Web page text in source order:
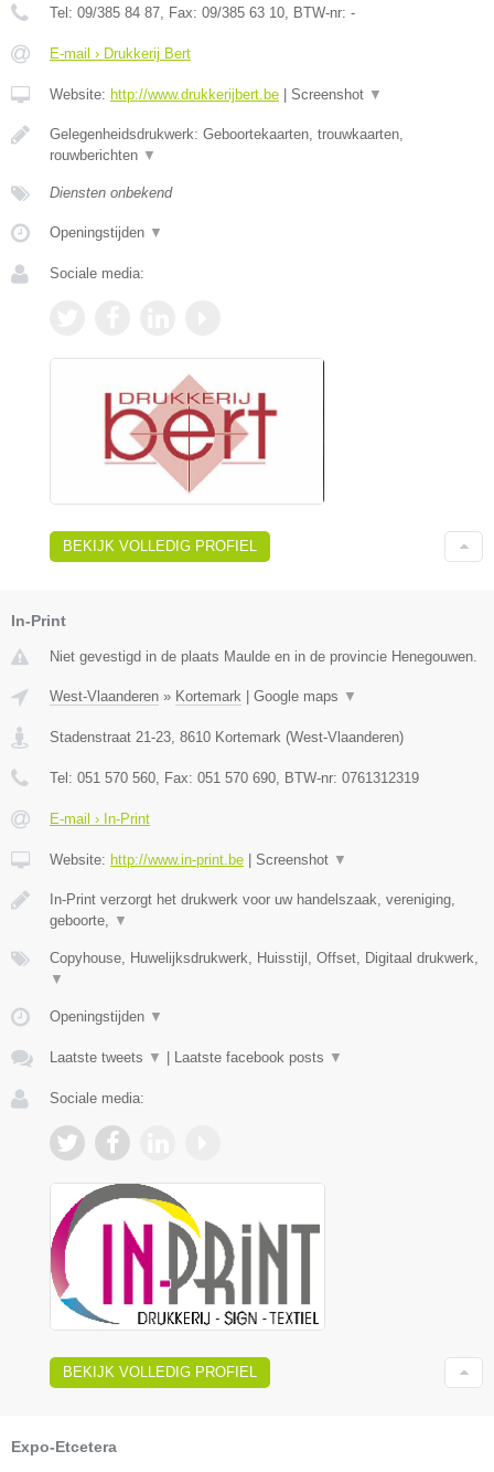
Tel: 09/385 84 87 , Fax: 09/385 63 10 , BTW-nr: -
E-mail › Drukkerij Bert
Website: http://www.drukkerijbert.be | Screenshot ▼
Gelegenheidsdrukwerk: Geboortekaarten, trouwkaarten,
rouwberichten ▼
Diensten onbekend
Openingstijden ▼
Sociale media:
BEKIJK VOLLEDIG PROFIEL
In-Print
Niet gevestigd in de plaats Maulde en in de provincie Henegouwen.
West-Vlaanderen » Kortemark | Google maps ▼
Stadenstraat 21-23 8610 Kortemark (West-Vlaanderen)
Tel: 051 570 560 , Fax: 051 570 690 , BTW-nr: 0761312319
E-mail › In-Print
Website: http://www.in-print.be | Screenshot ▼
In-Print verzorgt het drukwerk voor uw handelszaak, vereniging,
geboorte,
▼
Copyhouse, Huwelijksdrukwerk, Huisstijl, Offset, Digitaal drukwerk,
▼
Openingstijden ▼
Laatste tweets ▼ | Laatste facebook posts ▼
Sociale media:
BEKIJK VOLLEDIG PROFIEL
Expo-Etcetera